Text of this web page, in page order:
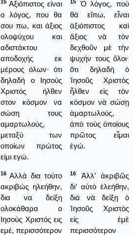
15 Αξιόπιστος είναι
ο λόγος, που θα
σου πω, και άξιος
ολοψύχου και
αδιστάκτου
αποδοχής εκ
μέρους όλων· ότι
δηλαδή ο Ιησούς
Χριστός ήλθεν
στον κόσμον να
σώση τους
αμαρτωλούς,
μεταξύ των
οποίων πρώτος
είμι εγώ.
15
Ὁ λόγος, ποὺ
θὰ εἴπω, εἶναι
ἀξιόπιστος καὶ
ἄξιος νὰ τὸν
δεχθοῦν μὲ τὴν
ψυχήν τους ὅλοι·
ὅτι δηλαδὴ ὁ
Ἰησοῦς Χριστὸς
ἦλθεν εἰς τὸν
κόσμον νὰ σώσῃ
ἁμαρτωλούς,
ἀπὸ τοὺς ὁποίους
πρῶτος εἶμαι
ἐγώ.
16 Αλλά δια τούτο
ακριβώς ηλεήθην,
δια να δείξη
ολοκάθαρα ο
Ιησούς Χριστός εις
εμέ, περισσότερον
16
Ἀλλ’ ἀκριβῶς
δι’ αὐτὸ ἐλεήθην,
διὰ νὰ δείξῃ ὁ
Ἰησοῦς Χριστὸς
εἰς ἑμὲ
περισσότερον